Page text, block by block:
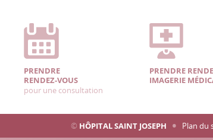
PRENDRE
RENDEZ-VOUS
pour une consultation
PRENDRE
IMAGERIE
© HÔPITAL SAINT JOSEPH Plan du